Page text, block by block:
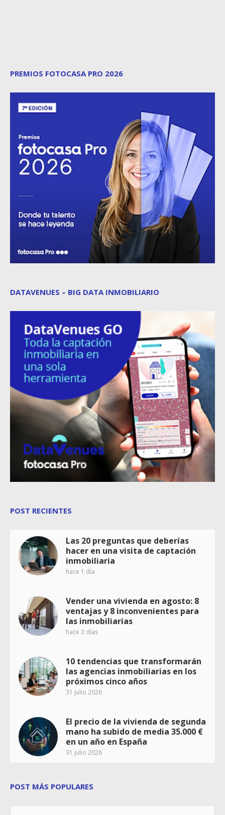
PREMIOS FOTOCASA PRO 2026
DATAVENUES – BIG DATA INMOBILIARIO
POST RECIENTES
Las 20 preguntas que deberías
hacer en una visita de captación
inmobiliaria
hace 1 día
Vender una vivienda en agosto: 8
ventajas y 8 inconvenientes para
las inmobiliarias
hace 3 días
10 tendencias que transformarán
las agencias inmobiliarias en los
próximos cinco años
31 julio 2026
El precio de la vivienda de segunda
mano ha subido de media 35.000 €
en un año en España
31 julio 2026
POST MÁS POPULARES